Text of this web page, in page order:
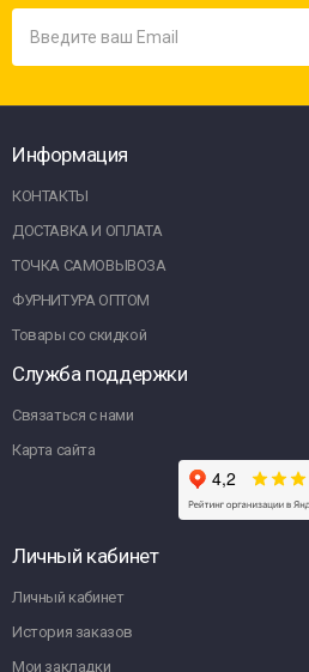
Информация
КОНТАКТЫ
ДОСТАВКА И ОПЛАТА
ТОЧКА САМОВЫВОЗА
ФУРНИТУРА ОПТОМ
Товары со скидкой
Служба поддержки
Связаться с нами
Карта сайта
Личный кабинет
Личный кабинет
История заказов
Мои закладки